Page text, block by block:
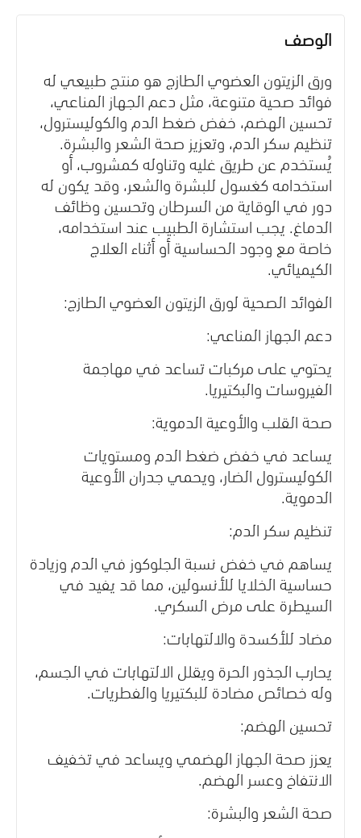
الوصف
ورق الزيتون العضوي الطازج هو منتج طبيعي له
فوائد صحية متنوعة، مثل دعم الجهاز المناعي،
تحسين الهضم، خفض ضغط الدم والكوليسترول،
تنظيم سكر الدم، وتعزيز صحة الشعر والبشرة.
يُستخدم عن طريق غليه وتناوله كمشروب، أو
استخدامه كغسول للبشرة والشعر، وقد يكون له
دور في الوقاية من السرطان وتحسين وظائف
الدماغ. يجب استشارة الطبيب عند استخدامه،
خاصة مع وجود الحساسية أو أثناء العلاج
الكيميائي.
الفوائد الصحية لورق الزيتون العضوي الطازج:
دعم الجهاز المناعي:
يحتوي على مركبات تساعد في مهاجمة
الفيروسات والبكتيريا.
صحة القلب والأوعية الدموية:
يساعد في خفض ضغط الدم ومستويات
الكوليسترول الضار، ويحمي جدران الأوعية
الدموية.
تنظيم سكر الدم:
يساهم في خفض نسبة الجلوكوز في الدم وزيادة
حساسية الخلايا للأنسولين، مما قد يفيد في
السيطرة على مرض السكري.
مضاد للأكسدة والالتهابات:
يحارب الجذور الحرة ويقلل الالتهابات في الجسم،
وله خصائص مضادة للبكتيريا والفطريات.
تحسين الهضم:
يعزز صحة الجهاز الهضمي ويساعد في تخفيف
الانتفاخ وعسر الهضم.
صحة الشعر والبشرة: